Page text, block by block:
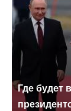
Где будет